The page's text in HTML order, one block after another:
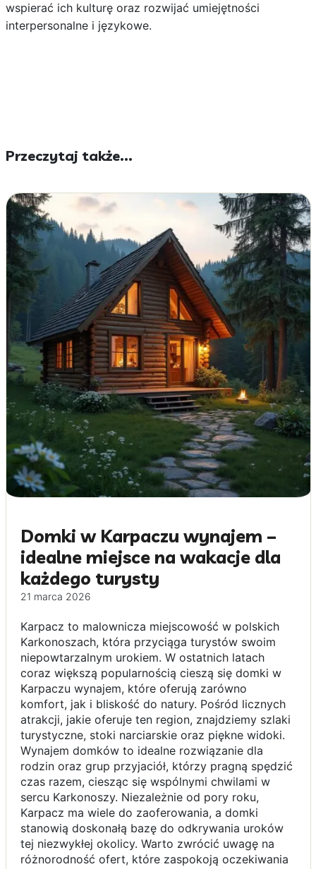
wspierać ich kulturę oraz rozwijać umiejętności
interpersonalne i językowe.
Przeczytaj także...
Domki w Karpaczu wynajem –
idealne miejsce na wakacje dla
każdego turysty
21 marca 2026
Karpacz to malownicza miejscowość w polskich
Karkonoszach, która przyciąga turystów swoim
niepowtarzalnym urokiem. W ostatnich latach
coraz większą popularnością cieszą się domki w
Karpaczu wynajem, które oferują zarówno
komfort, jak i bliskość do natury. Pośród licznych
atrakcji, jakie oferuje ten region, znajdziemy szlaki
turystyczne, stoki narciarskie oraz piękne widoki.
Wynajem domków to idealne rozwiązanie dla
rodzin oraz grup przyjaciół, którzy pragną spędzić
czas razem, ciesząc się wspólnymi chwilami w
sercu Karkonoszy. Niezależnie od pory roku,
Karpacz ma wiele do zaoferowania, a domki
stanowią doskonałą bazę do odkrywania uroków
tej niezwykłej okolicy. Warto zwrócić uwagę na
różnorodność ofert, które zaspokoją oczekiwania